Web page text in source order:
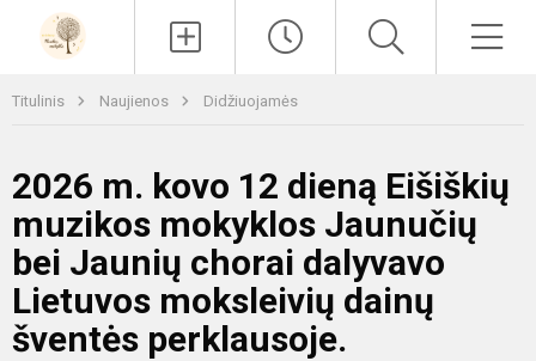
Titulinis Naujienos Didžiuojamės
2026 m. kovo 12 dieną Eišiškių
muzikos mokyklos Jaunučių
bei Jaunių chorai dalyvavo
Lietuvos moksleivių dainų
šventės perklausoje.